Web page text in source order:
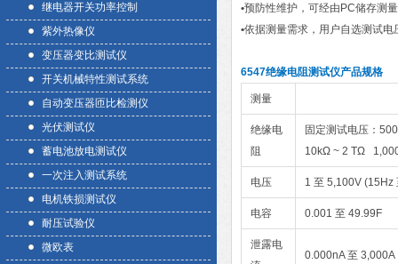
继电器开关功率控制
紫外热像仪
变压器变比测试仪
开关机械特性测试系统
自动变压器匝比检测仪
光伏测试仪
蓄电池放电测试仪
一次注入测试系统
电机铁损测试仪
耐压试验仪
微欧表
•预防性维护，可经由PC储存测
•依据测量需求，用户自选测试电
6547绝缘电阻测试仪产品规格
测量
绝缘电
阻
固定测试电压：
10kΩ ~ 2 TΩ
电压 1 至 5,100V (15Hz
电容 0.001 至 49.99F
泄露电
0.000nA 至 3,000A